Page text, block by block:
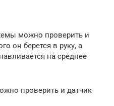
можно проверить и
он берется в руку, а
на среднее
проверить и датчик